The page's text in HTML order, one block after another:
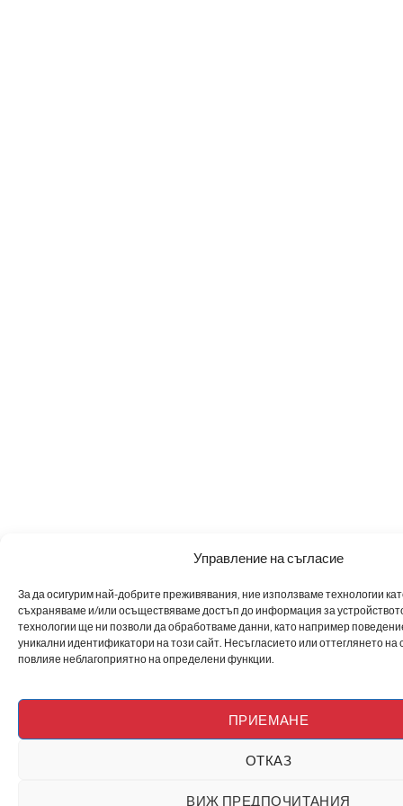
Управление на съгласие
За да осигурим най-добрите преживявания, ние използваме технологии
съхраняваме и/или осъществяваме достъп до информация за
технологии ще ни позволи да обработваме данни, като например
уникални идентификатори на този сайт. Несъгласието или оттеглянето на
повлияе неблагоприятно на определени функции.
ПРИЕМАНЕ
ОТКАЗ
ВИЖ ПРЕДПОЧИТАНИЯ